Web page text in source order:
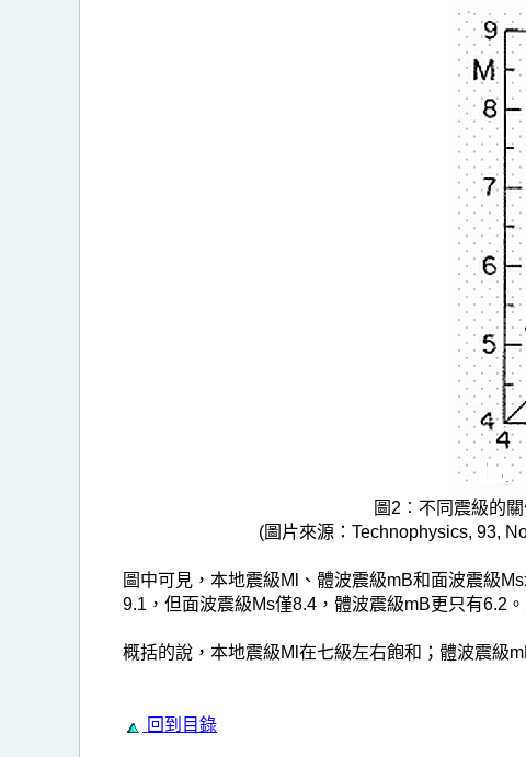
圖2︰不同震級的
(圖片來源：Technophysics, 93,
圖中可見，本地震級Ml、體波震級mB和面波震級
9.1，但面波震級Ms僅8.4，體波震級mB更只有6.2
概括的說，本地震級Ml在七級左右飽和；體波震級
回到目錄